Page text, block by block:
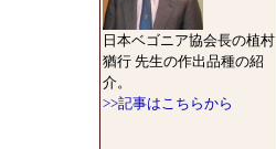
日本ベゴニア協会長の植村
猶行 先生の作出品種の紹
介。
>>記事はこちらから